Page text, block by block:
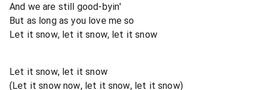
And we are still good-byin'
But as long as you love me so
Let it snow, let it snow, let it snow
Let it snow, let it snow
(Let it snow now, let it snow, let it snow)